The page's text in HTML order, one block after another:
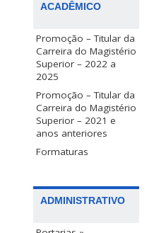
ACADÊMICO
Promoção – Titular da
Carreira do Magistério
Superior – 2022 a
2025
Promoção – Titular da
Carreira do Magistério
Superior – 2021 e
anos anteriores
Formaturas
ADMINISTRATIVO